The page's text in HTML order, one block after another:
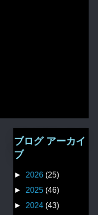
ブログ アーカイ
ブ
► 2026 (25)
► 2025 (46)
► 2024 (43)